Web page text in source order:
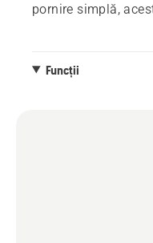
pornire simplă,
turații mari, este
Funcții